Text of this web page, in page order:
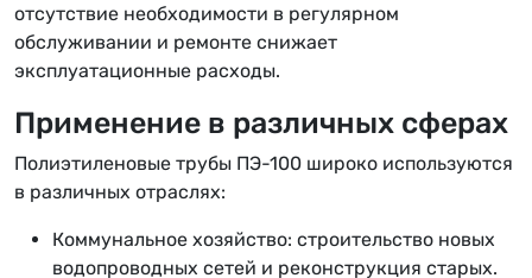
отсутствие необходимости в регулярном
обслуживании и ремонте снижает
эксплуатационные расходы.
Применение в различных сферах
Полиэтиленовые трубы ПЭ-100 широко используются
в различных отраслях:
Коммунальное хозяйство: строительство новых
водопроводных сетей и реконструкция старых.